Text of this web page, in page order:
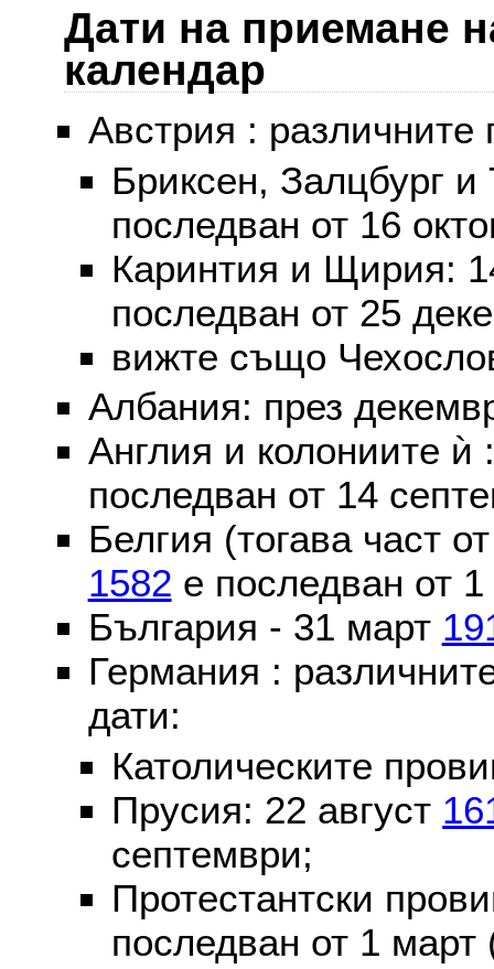
Дати на приемане
календар
Австрия :
Бриксен, Залцбург
последван от 16
Каринтия и Щирия:
последван от 25
вижте също
Албания: през
Англия и колониите
последван от 14
Белгия (тогава част
1582 е последван от
България - 31 март
Германия :
дати:
Католическите
Прусия: 22 август
септември;
Протестантски
последван от 1 март